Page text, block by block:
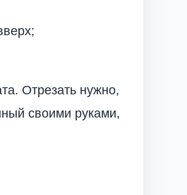
Отрезать нужно,
своими руками,